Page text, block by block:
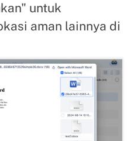
untuk
aman lainnya di